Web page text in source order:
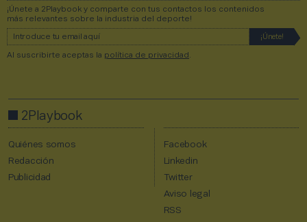
¡Únete a 2Playbook y comparte con tus contactos los contenidos
más relevantes sobre la industria del deporte!
Al suscribirte aceptas la política de privacidad .
2Playbook
Quiénes somos
Redacción
Publicidad
Facebook
Linkedin
Twitter
Aviso legal
RSS